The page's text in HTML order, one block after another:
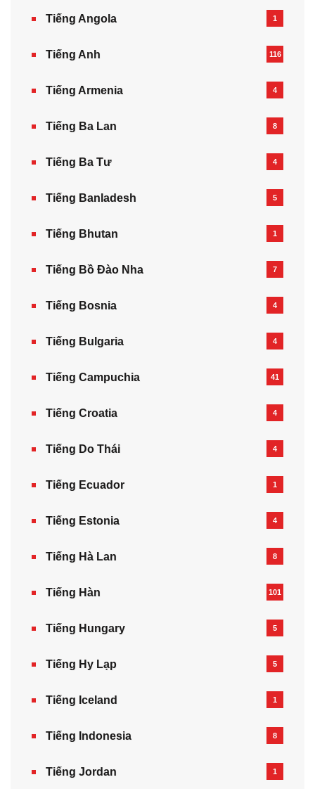
Tiếng Angola 1
Tiếng Anh 116
Tiếng Armenia‎ 4
Tiếng Ba Lan 8
Tiếng Ba Tư 4
Tiếng Banladesh 5
Tiếng Bhutan 1
Tiếng Bồ Đào Nha 7
Tiếng Bosnia 4
Tiếng Bulgaria 4
Tiếng Campuchia 41
Tiếng Croatia 4
Tiếng Do Thái 4
Tiếng Ecuador 1
Tiếng Estonia 4
Tiếng Hà Lan 8
Tiếng Hàn 101
Tiếng Hungary 5
Tiếng Hy Lạp 5
Tiếng Iceland 1
Tiếng Indonesia 8
Tiếng Jordan 1